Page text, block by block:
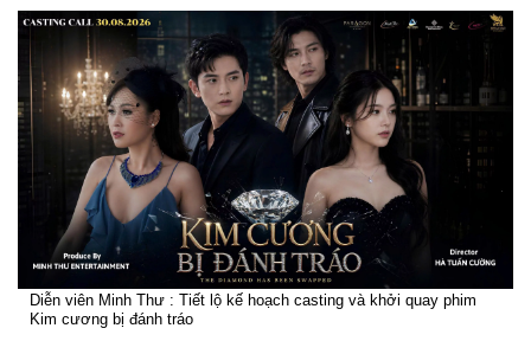
Diễn viên Minh Thư : Tiết lộ kế hoạch casting và khởi quay phim
Kim cương bị đánh tráo